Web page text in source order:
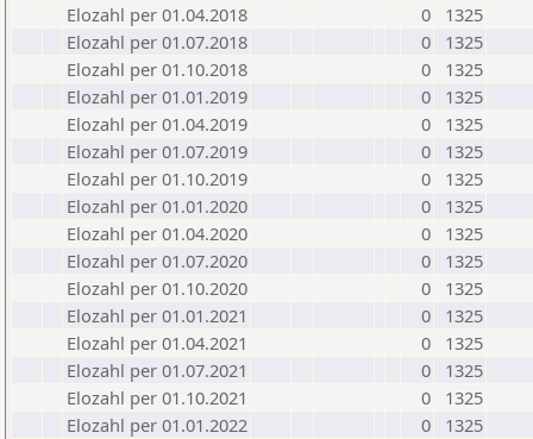
Elozahl per 01.04.2018
0
1325
Elozahl per 01.07.2018
0
1325
Elozahl per 01.10.2018
0
1325
Elozahl per 01.01.2019
0
1325
Elozahl per 01.04.2019
0
1325
Elozahl per 01.07.2019
0
1325
Elozahl per 01.10.2019
0
1325
Elozahl per 01.01.2020
0
1325
Elozahl per 01.04.2020
0
1325
Elozahl per 01.07.2020
0
1325
Elozahl per 01.10.2020
0
1325
Elozahl per 01.01.2021
0
1325
Elozahl per 01.04.2021
0
1325
Elozahl per 01.07.2021
0
1325
Elozahl per 01.10.2021
0
1325
Elozahl per 01.01.2022
0
1325